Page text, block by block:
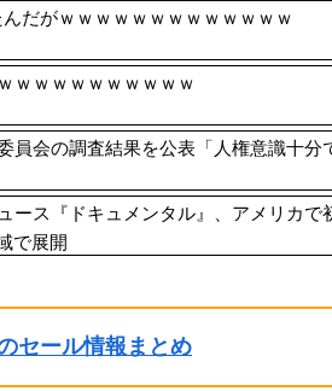
だがｗｗｗｗｗｗｗｗｗｗｗｗｗ
ｗｗｗｗｗｗｗｗｗｗ
員会の調査結果を公表「人権意識十
ース『ドキュメンタル』、アメリカ
で展開
セール情報まとめ